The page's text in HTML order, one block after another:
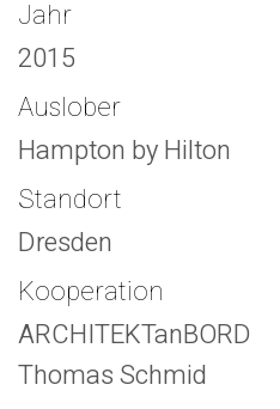
Jahr
2015
Auslober
Hampton by Hilton
Standort
Dresden
Kooperation
ARCHITEKTanBORD
Thomas Schmid